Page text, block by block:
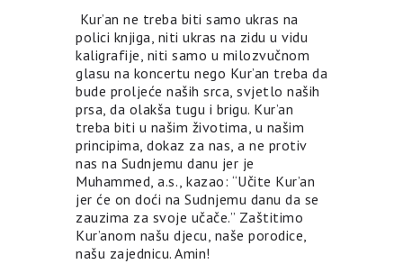
Kur’an ne treba biti samo ukras na
polici knjiga, niti ukras na zidu u vidu
kaligrafije, niti samo u milozvučnom
glasu na koncertu nego Kur’an treba da
bude proljeće naših srca, svjetlo naših
prsa, da olakša tugu i brigu. Kur’an
treba biti u našim životima, u našim
principima, dokaz za nas, a ne protiv
nas na Sudnjemu danu jer je
Muhammed, a.s., kazao: “Učite Kur’an
jer će on doći na Sudnjemu danu da se
zauzima za svoje učače.” Zaštitimo
Kur’anom našu djecu, naše porodice,
našu zajednicu. Amin!